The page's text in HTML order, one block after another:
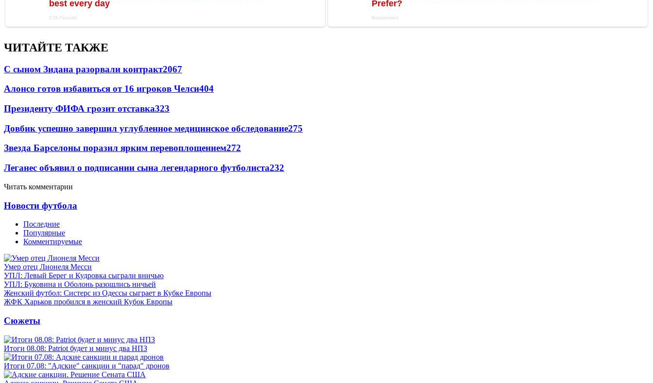
ЧИТАЙТЕ ТАКЖЕ
С сыном Зидана разорвали контракт2067
Алонсо готов избавиться от 16 игроков Челси404
Президенту ФИФА грозит отставка323
Довбик успешно завершил углубленное медицинское обследование275
Звезда Барселоны поразил ярким перевоплощением272
Леганес объявил о подписании сына легендарного футболиста232
Читать комментарии
Новости футбола
Последние
Популярные
Комментируемые
Умер отец Лионеля Месси
УПЛ: Левый Берег и Кудровка сыграли вничью
УПЛ: Буковина и Оболонь разошлись ничьей
Женский футбол: Систерс из Одессы сыграет в Кубке Европы
ЖФК Харьков пробился в женский Кубок Европы
Сюжеты
Итоги 08.08: Patriot будет и минус два НПЗ
Итоги 07.08: "Адские" санкции и "парад" дронов